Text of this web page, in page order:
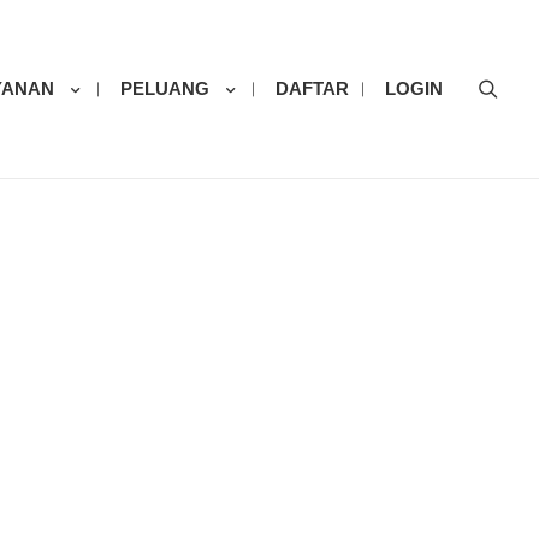
PELUANG DAFTAR LOGIN